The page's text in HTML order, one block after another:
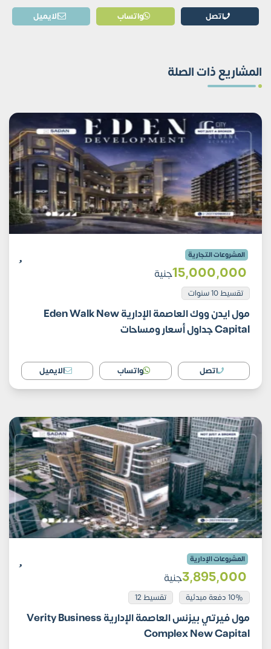
اتصل واتساب الايميل
المشاريع ذات الصلة
المشروعات التجارية
15٬000٬000جنية
تقسيط 10 سنوات
مول ايدن ووك العاصمة الإدارية Eden Walk New
Capital جداول أسعار ومساحات
اتصل واتساب الايميل
المشروعات الإدارية
3٬895٬000جنية
10% دفعة مبدئية تقسيط 12
مول فيرتي بيزنس العاصمة الإدارية Verity Business
Complex New Capital